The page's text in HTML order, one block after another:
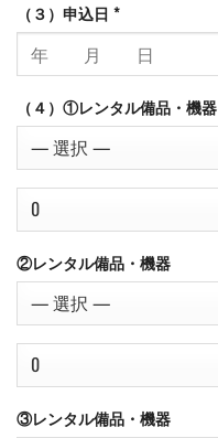
（３）申込日 *
（４）①レンタル備品・機器
②レンタル備品・機器
③レンタル備品・機器